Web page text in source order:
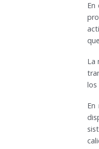
La
los